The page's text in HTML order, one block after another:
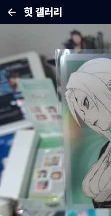
힛 갤러리